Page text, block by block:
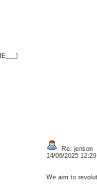
Re: jenson
14/06/2025
We aim to